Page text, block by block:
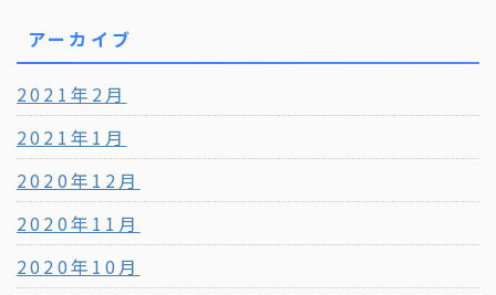
アーカイブ
2021年2月
2021年1月
2020年12月
2020年11月
2020年10月